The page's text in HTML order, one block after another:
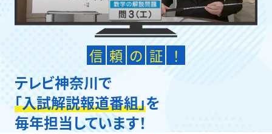
信 頼 の 証 ！
テレビ神奈川で
「入試解説報道番組」を
毎年担当しています！